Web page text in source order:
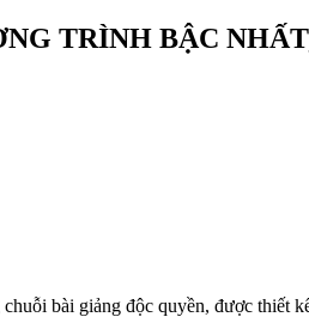
TRÌNH BẬC
chuỗi bài giảng độc quyền, được thiết